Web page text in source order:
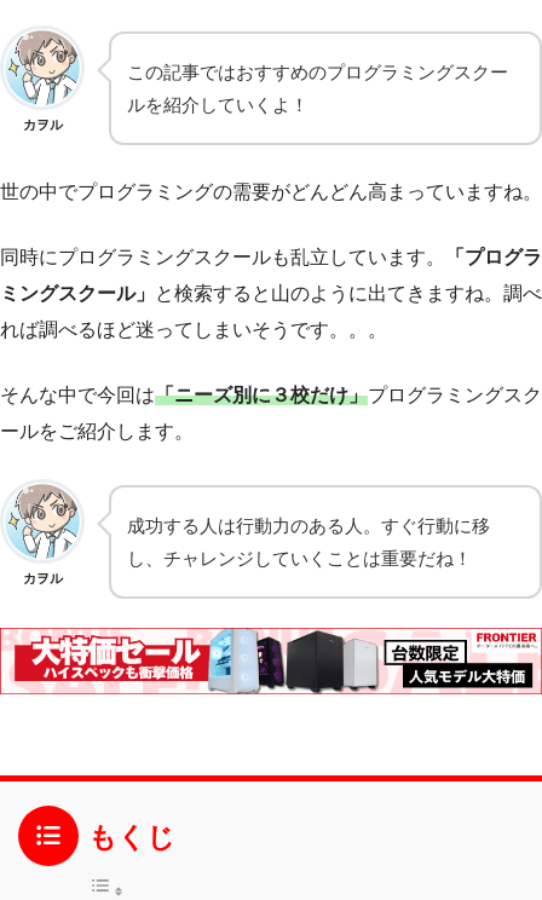
カヲル
この記事ではおすすめのプログラミングスクー
ルを紹介していくよ！
世の中でプログラミングの需要がどんどん高まっていますね。
同時にプログラミングスクールも乱立しています。
「プログラ
ミングスクール」 と検索すると山のように出てきますね。調べ
れば調べるほど迷ってしまいそうです。。。
そんな中で今回は「ニーズ別に３校だけ」プログラミングスク
ールをご紹介します。
カヲル
成功する人は行動力のある人。すぐ行動に移
し、チャレンジしていくことは重要だね！
もくじ